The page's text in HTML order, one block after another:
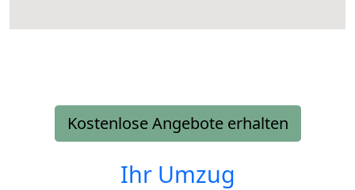
Kostenlose Angebote erhalten
Ihr Umzug